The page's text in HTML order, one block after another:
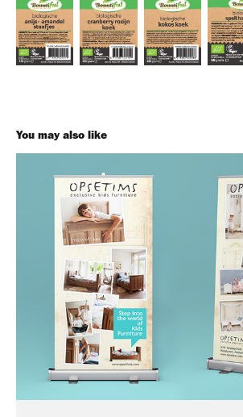
You may also like